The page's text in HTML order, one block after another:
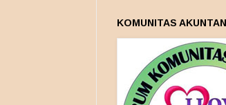
KOMUNITAS